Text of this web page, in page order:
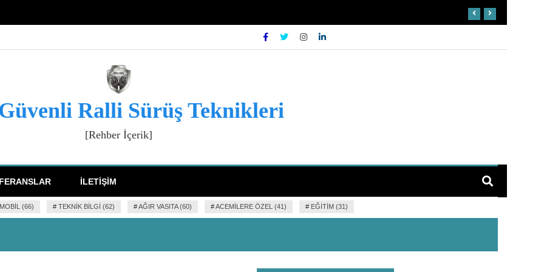
Ralli Sürüş Teknikleri
[Rehber İçerik]
İLETIŞIM
(66) # TEKNIK BILGI (62) #AĞIR VASITA (60) #ACEMILERE ÖZEL (41) # EĞITIM (31)